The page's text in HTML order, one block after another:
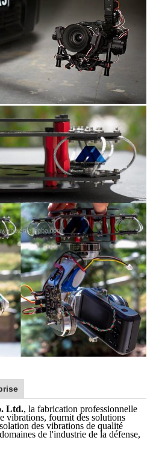
Ltd., la fabrication professionnelle
vibrations, fournit des solutions
des vibrations de qualité
de l'industrie de la défense,